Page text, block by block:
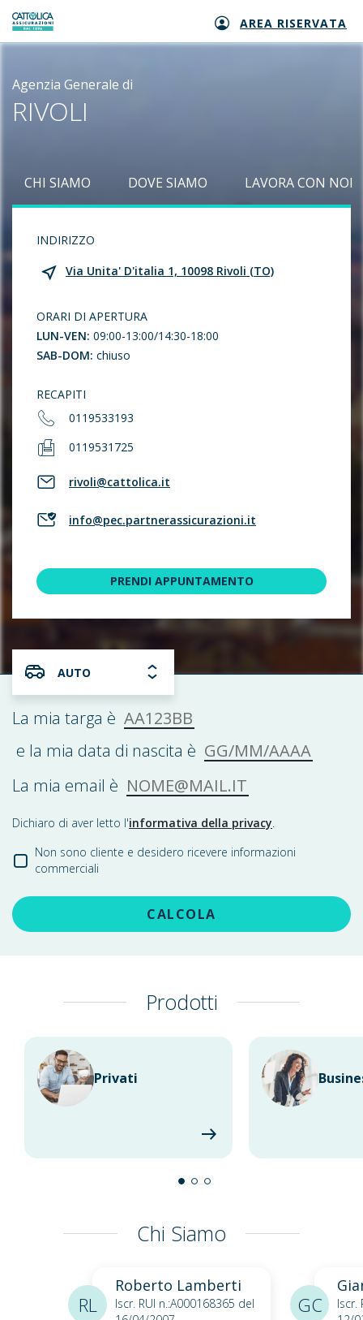
Generali logo AREA RISERVATA
Agenzia Generale di
RIVOLI
CHI SIAMO DOVE SIAMO LAVORA CON NOI
INDIRIZZO
Via Unita' D'italia 1, 10098 Rivoli (TO)
ORARI DI APERTURA
LUN-VEN: 09:00-13:00/14:30-18:00
SAB-DOM: chiuso
RECAPITI
0119533193
0119531725
rivoli@cattolica.it
info@pec.partnerassicurazioni.it
PRENDI APPUNTAMENTO
AUTO
La mia targa è AA123BB
e la mia data di nascita è GG/MM/AAAA
La mia email è NOME@MAIL.IT
Dichiaro di aver letto l'informativa della privacy.
Non sono cliente e desidero ricevere informazioni
commerciali
CALCOLA
Prodotti
Privati
Chi Siamo
Roberto Lamberti
Iscr. RUI n.:A000168365 del
RL
Iscr.
GC